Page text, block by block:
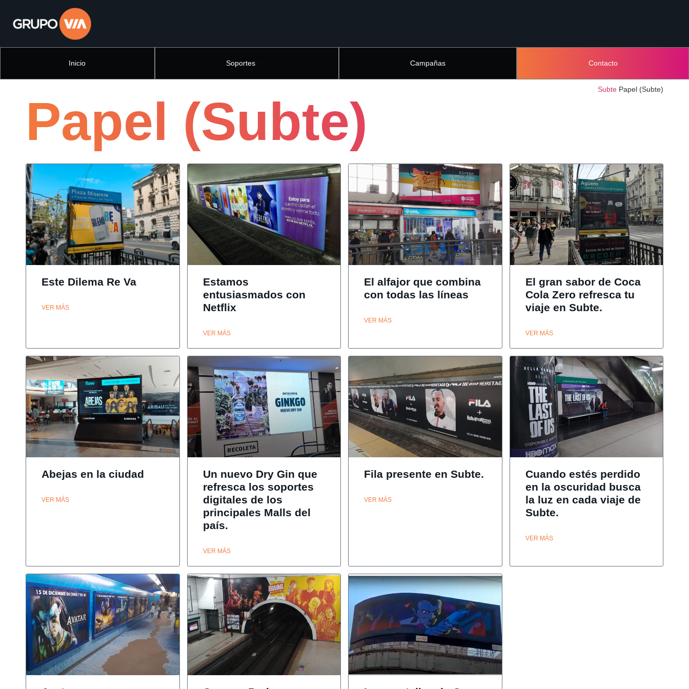
Inicio Soportes Campañas Contacto
Subte Papel (Subte)
Papel (Subte)
Este Dilema Re Va
VER MÁS
Estamos
entusiasmados con
Netflix
VER MÁS
El alfajor que combina
con todas las líneas
VER MÁS
El gran sabor de Coca
Cola Zero refresca tu
viaje en Subte.
VER MÁS
Abejas en la ciudad
VER MÁS
Un nuevo Dry Gin que
refresca los soportes
digitales de los
principales Malls del
país.
VER MÁS
Fila presente en Subte.
VER MÁS
Cuando estés perdido
en la oscuridad busca
la luz en cada viaje de
Subte.
VER MÁS